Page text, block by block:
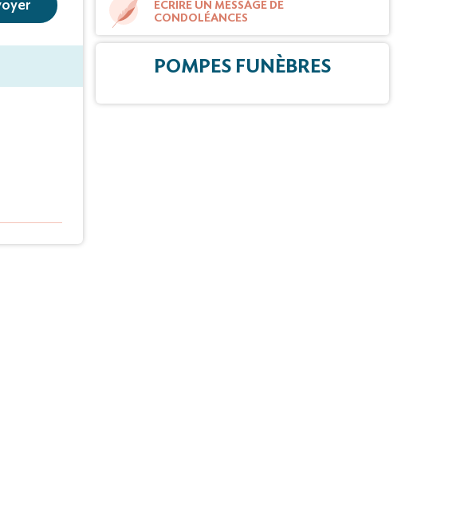
ÉCRIRE UN MESSAGE DE
CONDOLÉANCES
POMPES FUNÈBRES